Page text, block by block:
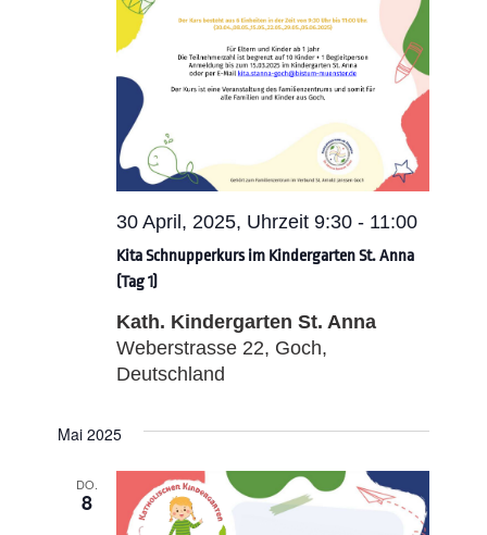
Kita Schnupperkurs im Kindergarten St. Anna
(Tag 1)
30 April, 2025, Uhrzeit 9:30 - 11:00
Kath. Kindergarten St. Anna
Weberstrasse 22, Goch,
Deutschland
Mai 2025
DO.
8